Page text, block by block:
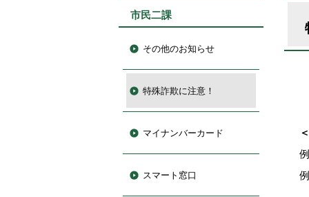
市民二課
その他のお知らせ
特殊詐欺に注意！
マイナンバーカード
スマート窓口